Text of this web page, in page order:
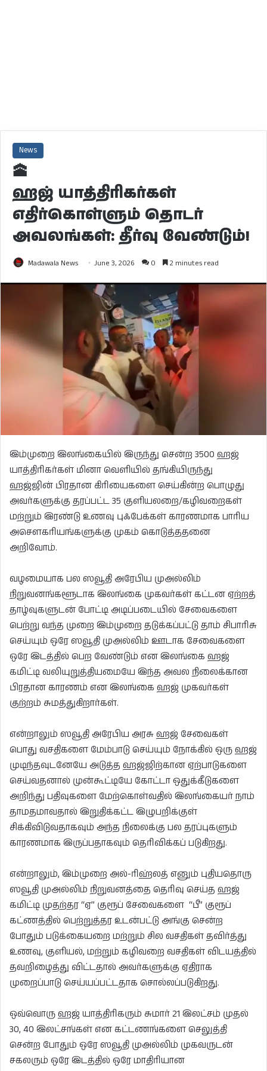
News
🕋
ஹஜ் யாத்திரிகர்கள்
எதிர்கொள்ளும் தொடர்
அவலங்கள்: தீர்வு வேண்டும்!
Madawala News June 3, 2026 0 2 minutes read
இம்முறை இலங்கையில் இருந்து சென்ற 3500 ஹஜ்
யாத்திரிகர்கள் மினா வெளியில் தங்கியிருந்து
ஹஜ்ஜின் பிரதான கிரியைகளை செய்கின்ற பொழுது
அவர்களுக்கு தரப்பட்ட 35 குளியலறை/கழிவறைகள்
மற்றும் இரண்டு உணவு புஃபேக்கள் காரணமாக பாரிய
அசெளகரியங்களுக்கு முகம் கொடுத்ததனை
அறிவோம்.
வழமையாக பல ஸவூதி அரேபிய முஅல்லிம்
நிறுவனங்களூடாக இலங்கை முகவர்கள் கட்டன ஏற்றத்
தாழ்வுகளுடன் போட்டி அடிப்படையில் சேவைகளை
பெற்று வந்த முறை இம்முறை தடுக்கப்பட்டு தாம் சிபாரிசு
செய்யும் ஒரே ஸவூதி முஅல்லிம் ஊடாக சேவைகளை
ஒரே இடத்தில் பெற வேண்டும் என இலங்கை ஹஜ்
கமிட்டி வலியுறுத்தியமையே இந்த அவல நிலைக்கான
பிரதான காரணம் என இலங்கை ஹஜ் முகவர்கள்
குற்றம் சுமத்துகிறார்கள்.
என்றாலும் ஸவூதி அரேபிய அரசு ஹஜ் சேவைகள்
பொது வசதிகளை மேம்பாடு செய்யும் நோக்கில் ஒரு ஹஜ்
முடிந்தவுடனேயே அடுத்த ஹஜ்ஜிற்கான ஏற்பாடுகளை
செய்வதனால் முன்கூட்டியே கோட்டா ஒதுக்கீடுகளை
அறிந்து பதிவுகளை மேற்கொள்வதில் இலங்கையர் நாம்
தாமதமாவதால் இறுதிக்கட்ட இழுபறிக்குள்
சிக்கிவிடுவதாகவும் அந்த நிலைக்கு பல தரப்புகளும்
காரணமாக இருப்பதாகவும் தெரிவிக்கப் படுகிறது.
என்றாலும், இம்முறை அல்-ரிஹ்லத் எனும் புதியதொரு
ஸவூதி முஅல்லிம் நிறுவனத்தை தெரிவு செய்த ஹஜ்
கமிட்டி முதற்தர “ஏ” குரூப் சேவைகளை “பீ” குரூப்
கட்ணத்தில் பெற்றுத்தர உடன்பட்டு அங்கு சென்ற
போதும் படுக்கையறை மற்றும் சில வசதிகள் தவிர்த்து
உணவு, குளியல், மற்றும் கழிவறை வசதிகள் விடயத்தில்
தவறிழைத்து விட்டதால் அவர்களுக்கு ஏதிராக
முறைப்பாடு செய்யப்பட்டதாக சொல்லப்படுகிறது.
ஒவ்வொரு ஹஜ் யாத்திரிகரும் சுமார் 21 இலட்சம் முதல்
30, 40 இலட்சங்கள் என கட்டணங்களை செலுத்தி
சென்ற போதும் ஒரே ஸவூதி முஅல்லிம் முகவருடன்
சகலரும் ஒரே இடத்தில் ஒரே மாதிரியான